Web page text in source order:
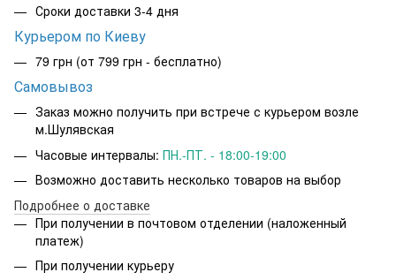
Сроки доставки 3-4 дня
Курьером по Киеву
79 грн (от 799 грн - бесплатно)
Самовывоз
Заказ можно получить при встрече с курьером возле
м.Шулявская
Часовые интервалы: ПН.-ПТ. - 18:00-19:00
Возможно доставить несколько товаров на выбор
Подробнее о доставке
При получении в почтовом отделении (наложенный
платеж)
При получении курьеру